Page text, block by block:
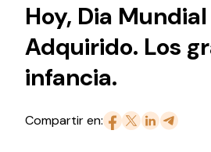
Hoy, Dia
Adquirido. Los
infancia.
Compartir en: